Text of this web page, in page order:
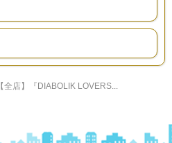
【全店】『DIABOLIK LOVERS...